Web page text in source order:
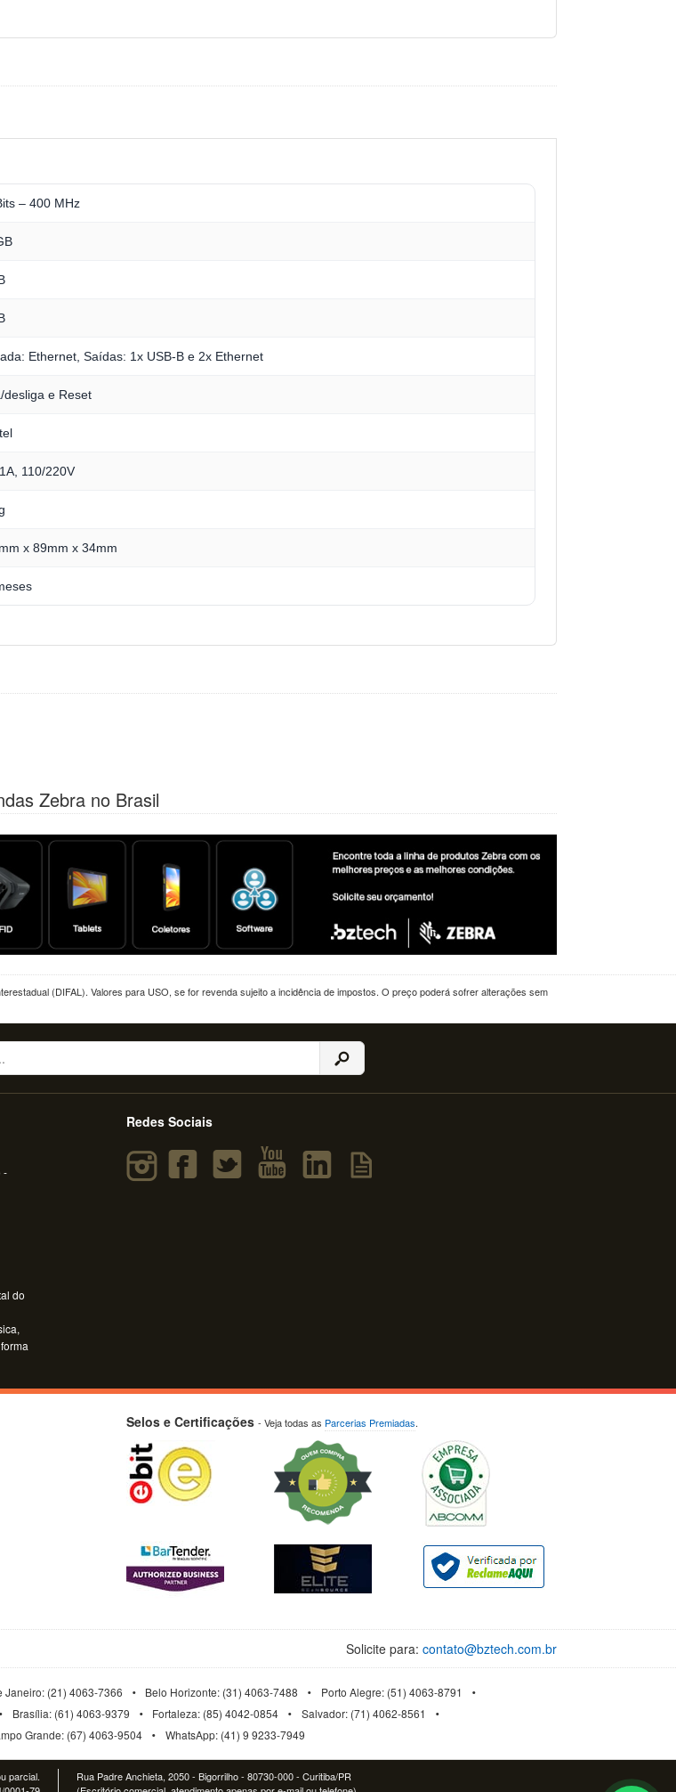
– 400 MHz
Ethernet, Saídas: 1x USB-B e 2x Ethernet
desliga e Reset
110/220V
x 89mm x 34mm
Zebra no Brasil
(DIFAL). Valores para USO, se for revenda sujeito a incidência de impostos. O preço poderá sofrer alterações sem
-
do
Redes Sociais
Selos e Certificações - Veja todas as Parcerias Premiadas.
Solicite para: contato@bztech.com.br
Janeiro: (21) 4063-7366 Belo Horizonte: (31) 4063-7488
Porto Alegre: (51) 4063-8791
Brasília: (61) 4063-9379 Fortaleza: (85) 4042-0854
Salvador: (71) 4062-8561
Grande: (67) 4063-9504 WhatsApp: (41) 9 9233-7949
parcial.
Rua Padre Anchieta, 2050 - Bigorrilho - 80730-000 - Curitiba/PR